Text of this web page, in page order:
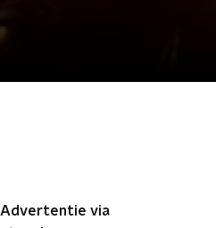
Advertentie via